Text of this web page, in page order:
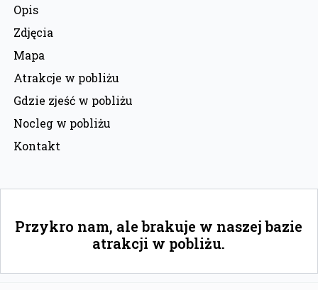
Opis
Zdjęcia
Mapa
Atrakcje w pobliżu
Gdzie zjeść w pobliżu
Nocleg w pobliżu
Kontakt
Przykro nam, ale brakuje w naszej bazie
atrakcji w pobliżu.